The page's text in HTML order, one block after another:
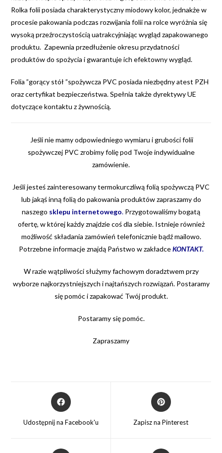
Rolka folii posiada charakterystyczny miodowy kolor, jednakże w
procesie pakowania podczas rozwijania folii na rolce wyróżnia się
wysoką przeźroczystością uatrakcyjniając wygląd zapakowanego
produktu. Zapewnia przedłużenie okresu przydatności
produktów do spożycia i gwarantuje ich efektowny wygląd.
Folia ”gorący stół ”spożywcza PVC posiada niezbędny atest PZH
oraz certyfikat bezpieczeństwa. Spełnia także dyrektywy UE
dotyczące kontaktu z żywnością.
Jeśli nie mamy odpowiedniego wymiaru i grubości folii
spożywczej PVC zrobimy folię pod Twoje indywidualne
zamówienie.
Jeśli jesteś zainteresowany termokurczliwą folią spożywczą PVC
lub jakąś inną folią do pakowania produktów zapraszamy do
naszego sklepu internetowego. Przygotowaliśmy bogatą
ofertę, w której każdy znajdzie coś dla siebie. Istnieje również
możliwość składania zamówień telefonicznie bądź mailowo.
Potrzebne informacje znajdą Państwo w zakładceKONTAKT.
W razie wątpliwości służymy fachowym doradztwem przy
wyborze najkorzystniejszych i najtańszych rozwiązań. Postaramy
siępomóc i zapakować Twój produkt.
Postaramy się pomóc.
Zapraszamy
Opens
in
new
Udostępnij na Facebook'u
Opens
in
Zapisz na Pinterest